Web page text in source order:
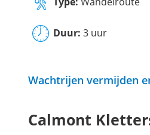
Duur: 3 uur
Wachtrijen vermijden
Calmont